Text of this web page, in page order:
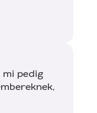
pedig